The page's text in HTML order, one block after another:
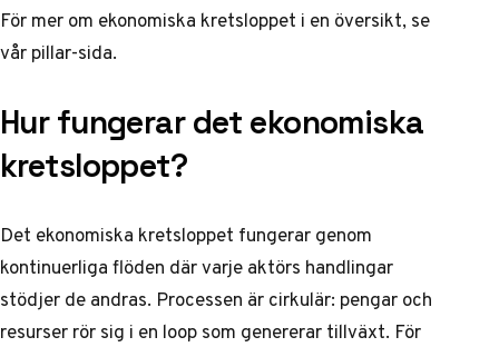
För mer om ekonomiska kretsloppet i en översikt, se
vår pillar-sida.
Hur fungerar det ekonomiska
kretsloppet?
Det ekonomiska kretsloppet fungerar genom
kontinuerliga flöden där varje aktörs handlingar
stödjer de andras. Processen är cirkulär: pengar och
resurser rör sig i en loop som genererar tillväxt. För